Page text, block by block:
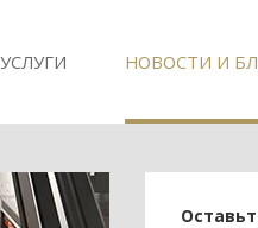
УСЛУГИ НОВОСТИ И